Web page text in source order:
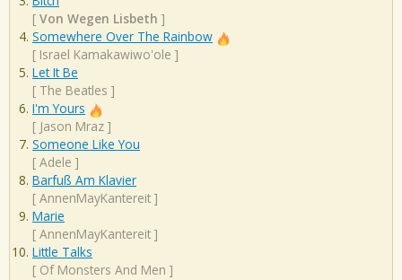
[ Von Wegen Lisbeth ]
Somewhere Over The Rainbow
[ Israel Kamakawiwo'ole ]
Let It Be
[ The Beatles ]
I'm Yours
[ Jason Mraz ]
Someone Like You
[ Adele ]
Barfuß Am Klavier
[ AnnenMayKantereit ]
Marie
[ AnnenMayKantereit ]
Little Talks
[ Of Monsters And Men ]